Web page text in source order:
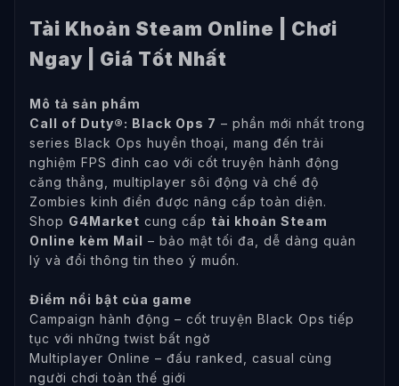
Tài Khoản Steam Online | Chơi
Ngay | Giá Tốt Nhất
Mô tả sản phẩm
Call of Duty®: Black Ops 7 – phần mới nhất trong
series Black Ops huyền thoại, mang đến trải
nghiệm FPS đỉnh cao với cốt truyện hành động
căng thẳng, multiplayer sôi động và chế độ
Zombies kinh điển được nâng cấp toàn diện.
Shop G4Market cung cấp tài khoản Steam
Online kèm Mail – bảo mật tối đa, dễ dàng quản
lý và đổi thông tin theo ý muốn.
Điểm nổi bật của game
Campaign hành động – cốt truyện Black Ops tiếp
tục với những twist bất ngờ
Multiplayer Online – đấu ranked, casual cùng
người chơi toàn thế giới